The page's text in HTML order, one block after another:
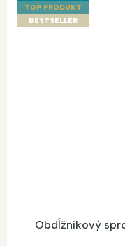
TOP PRODUKT
BESTSELLER
Obdĺžnikový